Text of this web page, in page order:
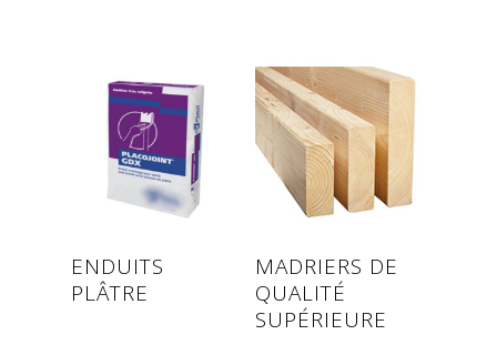
ENDUITS
PLÂTRE
MADRIERS DE
QUALITÉ
SUPÉRIEURE